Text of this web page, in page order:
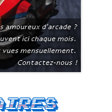
amoureux d'arcade ?
ici chaque mois.
vues mensuellement.
Contactez-nous !